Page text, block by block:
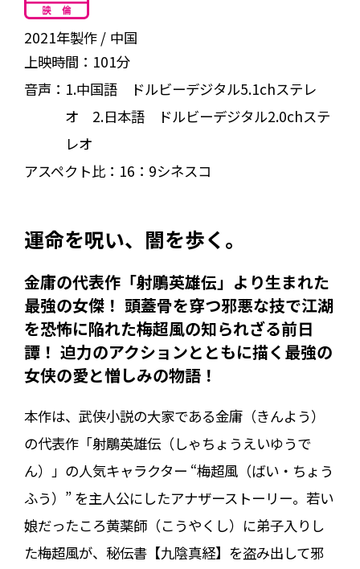
2021年製作
中国
上映時間： 101分
音声： 1.中国語 ドルビーデジタル5.1chステレ
オ 2.日本語 ドルビーデジタル2.0chステ
レオ
アスペクト比： 16：9シネスコ
運命を呪い、闇を歩く。
金庸の代表作「射鵰英雄伝」より生まれた
最強の女傑！ 頭蓋骨を穿つ邪悪な技で江湖
を恐怖に陥れた梅超風の知られざる前日
譚！ 迫力のアクションとともに描く最強の
女侠の愛と憎しみの物語！
本作は、武侠小説の大家である金庸（きんよう）
の代表作「射鵰英雄伝（しゃちょうえいゆうで
ん）」の人気キャラクター “梅超風（ばい・ちょう
ふう）” を主人公にしたアナザーストーリー。若い
娘だったころ黄薬師（こうやくし）に弟子入りし
た梅超風が、秘伝書【九陰真経】を盗み出して邪